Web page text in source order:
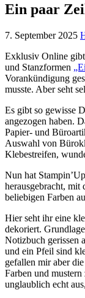
Ein paar
7. September 2025
Exklusiv Online gibt
und Stanzformen
Vorankündigung
musste. Aber seht
Es gibt so gewisse
angezogen haben.
Papier- und
Auswahl von
Klebestreifen,
Nun hat
herausgebracht, mit
beliebigen Farben
Hier seht ihr eine
dekoriert.
Notizbuch gerissen
und ein Pfeil sind
gefallen mir aber
Farben und
unglaublich echt